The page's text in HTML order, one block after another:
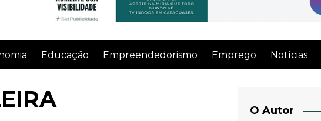
Educação Empreendedorismo Emprego Notícias
O Autor